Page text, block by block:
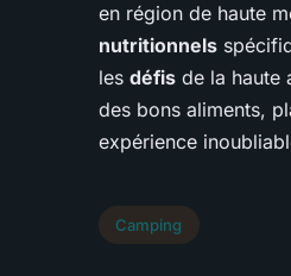
en région de haute
nutritionnels
les défis de la haute
des bons aliments,
expérience
Camping